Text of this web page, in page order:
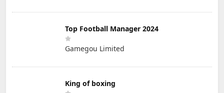
Top Football Manager 2024
Gamegou Limited
King of boxing